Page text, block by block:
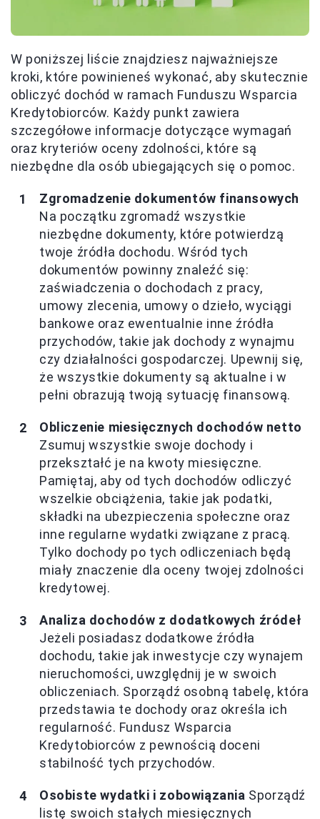
W poniższej liście znajdziesz najważniejsze
kroki, które powinieneś wykonać, aby skutecznie
obliczyć dochód w ramach Funduszu Wsparcia
Kredytobiorców. Każdy punkt zawiera
szczegółowe informacje dotyczące wymagań
oraz kryteriów oceny zdolności, które są
niezbędne dla osób ubiegających się o pomoc.
Zgromadzenie dokumentów finansowych
Na początku zgromadź wszystkie
niezbędne dokumenty, które potwierdzą
twoje źródła dochodu. Wśród tych
dokumentów powinny znaleźć się:
zaświadczenia o dochodach z pracy,
umowy zlecenia, umowy o dzieło, wyciągi
bankowe oraz ewentualnie inne źródła
przychodów, takie jak dochody z wynajmu
czy działalności gospodarczej. Upewnij się,
że wszystkie dokumenty są aktualne i w
pełni obrazują twoją sytuację finansową.
Obliczenie miesięcznych dochodów netto
Zsumuj wszystkie swoje dochody i
przekształć je na kwoty miesięczne.
Pamiętaj, aby od tych dochodów odliczyć
wszelkie obciążenia, takie jak podatki,
składki na ubezpieczenia społeczne oraz
inne regularne wydatki związane z pracą.
Tylko dochody po tych odliczeniach będą
miały znaczenie dla oceny twojej zdolności
kredytowej.
Analiza dochodów z dodatkowych źródeł
Jeżeli posiadasz dodatkowe źródła
dochodu, takie jak inwestycje czy wynajem
nieruchomości, uwzględnij je w swoich
obliczeniach. Sporządź osobną tabelę, która
przedstawia te dochody oraz określa ich
regularność. Fundusz Wsparcia
Kredytobiorców z pewnością doceni
stabilność tych przychodów.
Osobiste wydatki i zobowiązania Sporządź
listę swoich stałych miesięcznych